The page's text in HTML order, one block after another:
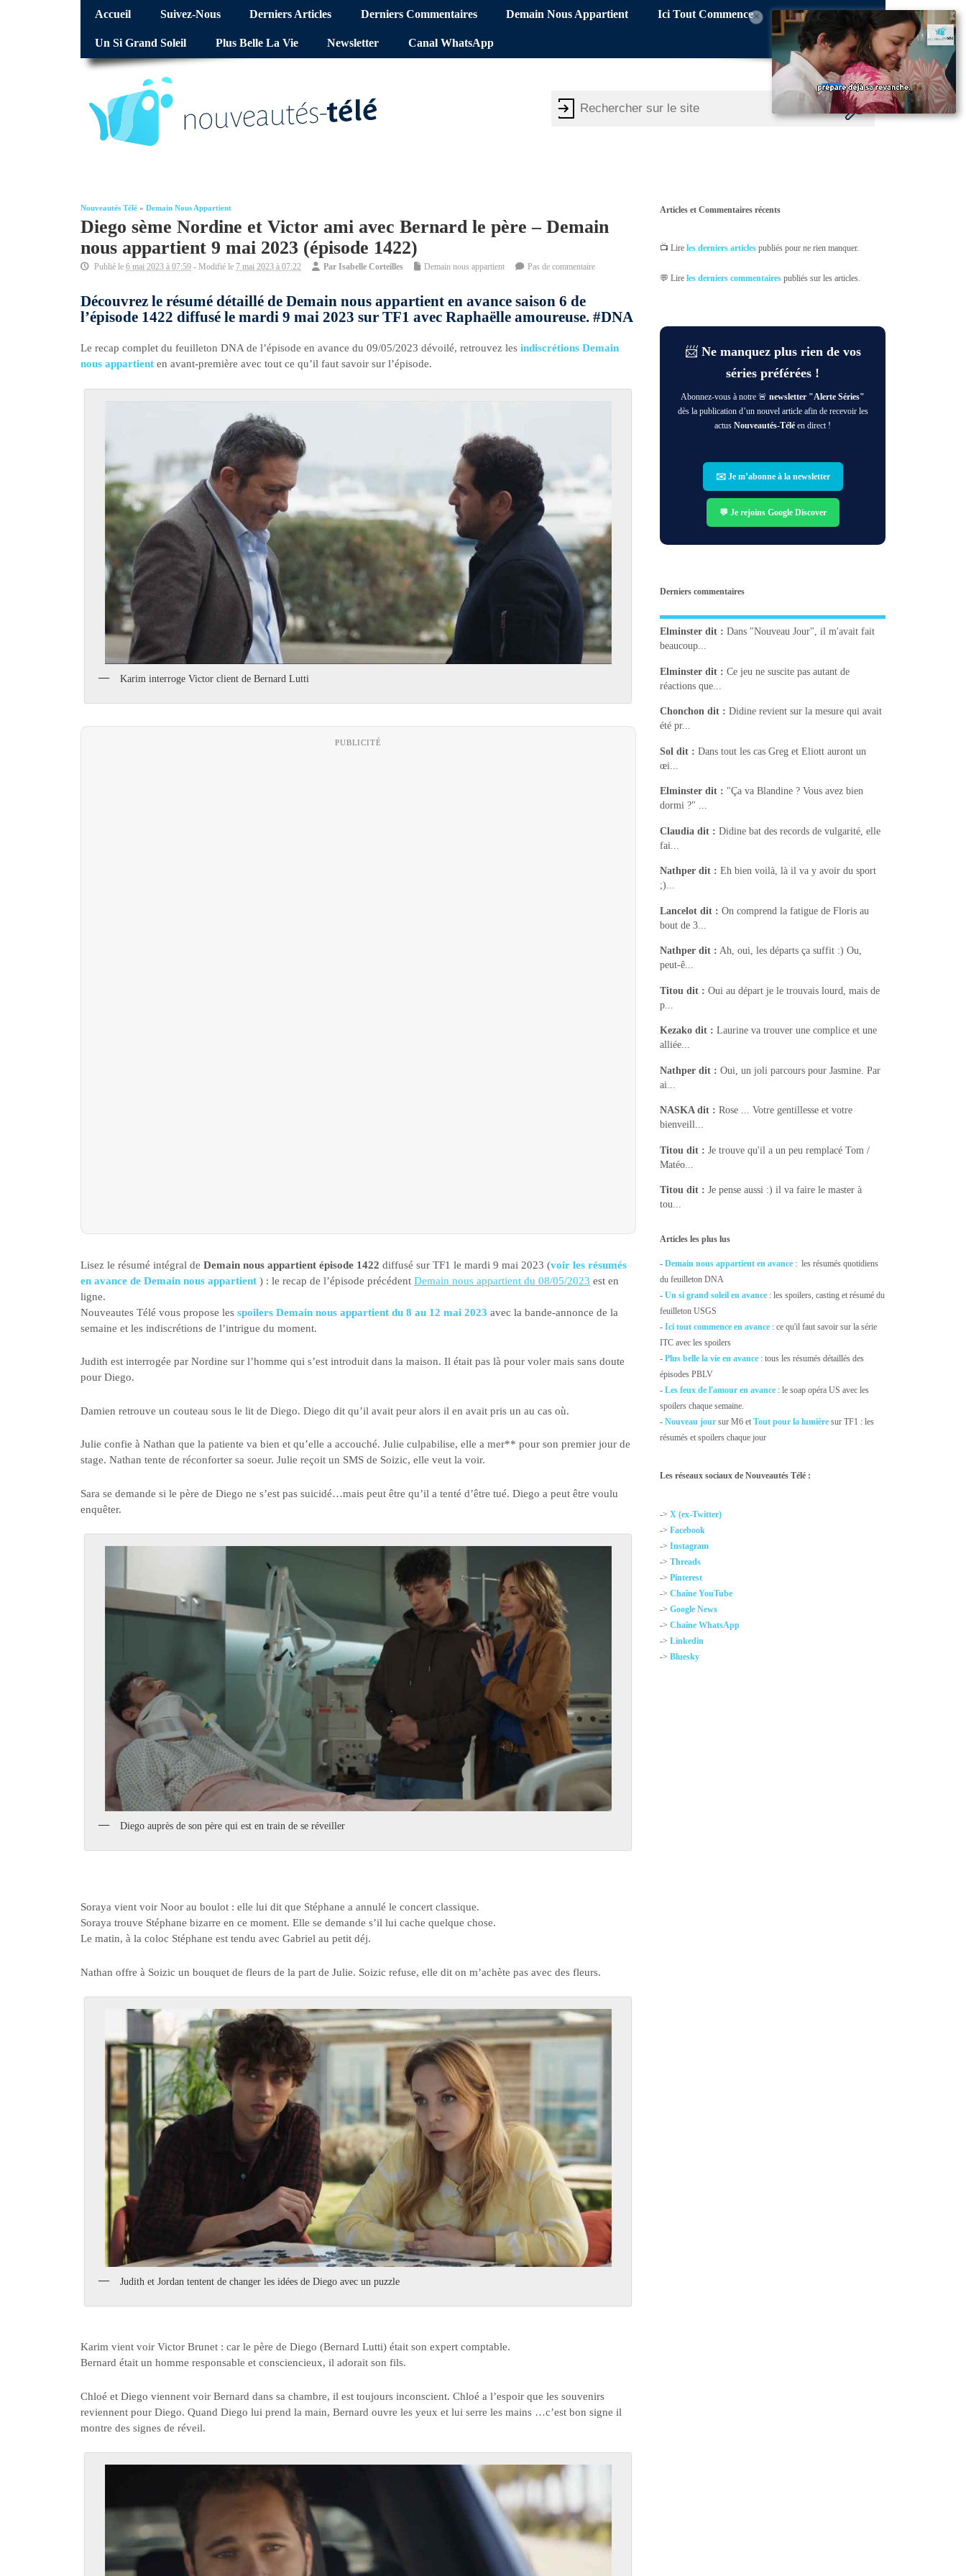
Accueil Suivez-Nous Derniers Articles Derniers Commentaires Demain Nous Appartient Ici Tout Commence
Un Si Grand Soleil Plus Belle La Vie Newsletter Canal WhatsApp
Nouveautés Télé » Demain Nous Appartient
Diego sème Nordine et Victor ami avec Bernard le père – Demain
nous appartient 9 mai 2023 (épisode 1422)
Publié le 6 mai 2023 à 07:59 - Modifié le 7 mai 2023 à 07:22 Par Isabelle Corteilles Demain nous appartient Pas de commentaire
Découvrez le résumé détaillé de Demain nous appartient en avance saison 6 de
l’épisode 1422 diffusé le mardi 9 mai 2023 sur TF1 avec Raphaëlle amoureuse. #DNA
Le recap complet du feuilleton DNA de l’épisode en avance du 09/05/2023 dévoilé, retrouvez les indiscrétions Demain
nous appartient en avant-première avec tout ce qu’il faut savoir sur l’épisode.
Karim interroge Victor client de Bernard Lutti
PUBLICITÉ
Lisez le résumé intégral de Demain nous appartient épisode 1422 diffusé sur TF1 le mardi 9 mai 2023 (voir les résumés
en avance de Demain nous appartient ) : le recap de l’épisode précédent Demain nous appartient du 08/05/2023 est en
ligne.
Nouveautes Télé vous propose les spoilers Demain nous appartient du 8 au 12 mai 2023 avec la bande-annonce de la
semaine et les indiscrétions de l’intrigue du moment.
Judith est interrogée par Nordine sur l’homme qui s’est introduit dans la maison. Il était pas là pour voler mais sans doute
pour Diego.
Damien retrouve un couteau sous le lit de Diego. Diego dit qu’il avait peur alors il en avait pris un au cas où.
Julie confie à Nathan que la patiente va bien et qu’elle a accouché. Julie culpabilise, elle a mer** pour son premier jour de
stage. Nathan tente de réconforter sa soeur. Julie reçoit un SMS de Soizic, elle veut la voir.
Sara se demande si le père de Diego ne s’est pas suicidé…mais peut être qu’il a tenté d’être tué. Diego a peut être voulu
enquêter.
Diego auprès de son père qui est en train de se réveiller
Soraya vient voir Noor au boulot : elle lui dit que Stéphane a annulé le concert classique.
Soraya trouve Stéphane bizarre en ce moment. Elle se demande s’il lui cache quelque chose.
Le matin, à la coloc Stéphane est tendu avec Gabriel au petit déj.
Nathan offre à Soizic un bouquet de fleurs de la part de Julie. Soizic refuse, elle dit on m’achète pas avec des fleurs.
Judith et Jordan tentent de changer les idées de Diego avec un puzzle
Karim vient voir Victor Brunet : car le père de Diego (Bernard Lutti) était son expert comptable.
Bernard était un homme responsable et consciencieux, il adorait son fils.
Chloé et Diego viennent voir Bernard dans sa chambre, il est toujours inconscient. Chloé a l’espoir que les souvenirs
reviennent pour Diego. Quand Diego lui prend la main, Bernard ouvre les yeux et lui serre les mains …c’est bon signe il
montre des signes de réveil.
×
Articles et Commentaires récents
📺 Lireles derniers articles publiés pour ne rien manquer.
💬 Lireles derniers commentaires publiés sur les articles.
📨 Ne manquez plus rien de vos
séries préférées !
Abonnez-vous à notre 🚨newsletter "Alerte Séries"
dès la publication d’un nouvel article afin de recevoir les
actusNouveautés-Télé en direct !
✉️ Je m’abonne à la newsletter
💬 Je rejoins Google Discover
Derniers commentaires
Elminster dit : Dans "Nouveau Jour", il m'avait fait
beaucoup...
Elminster dit : Ce jeu ne suscite pas autant de
réactions que...
Chonchon dit : Didine revient sur la mesure qui avait
été pr...
Sol dit : Dans tout les cas Greg et Eliott auront un
œi...
Elminster dit : "Ça va Blandine ? Vous avez bien
dormi ?" ...
Claudia dit : Didine bat des records de vulgarité, elle
fai...
Nathper dit : Eh bien voilà, là il va y avoir du sport
;)...
Lancelot dit : On comprend la fatigue de Floris au
bout de 3...
Nathper dit : Ah, oui, les départs ça suffit :) Ou,
peut-ê...
Titou dit : Oui au départ je le trouvais lourd, mais de
p...
Kezako dit : Laurine va trouver une complice et une
alliée...
Nathper dit : Oui, un joli parcours pour Jasmine. Par
ai...
NASKAdit : Rose ... Votre gentillesse et votre
bienveill...
Titou dit : Je trouve qu'il a un peu remplacé Tom /
Matéo...
Titou dit : Je pense aussi :) il va faire le master à
tou...
Articles les plus lus
-Demain nous appartient en avance : les résumés quotidiens
du feuilleton DNA
-Un si grand soleil en avance : les spoilers, casting et résumé du
feuilleton USGS
-Ici tout commence en avance : ce qu'il faut savoir sur la série
ITC avec les spoilers
- Plus belle la vie en avance : tous les résumés détaillés des
épisodes PBLV
-Les feux de l'amour en avance : le soap opéra US avec les
spoilers chaque semaine.
-Nouveau jour sur M6 etTout pour la lumière sur TF1 : les
résumés et spoilers chaque jour
Les réseaux sociaux de Nouveautés Télé :
->X (ex-Twitter)
->Facebook
->Instagram
->Threads
->Pinterest
->Chaîne YouTube
->Google News
->Chaîne WhatsApp
->Linkedin
->Bluesky